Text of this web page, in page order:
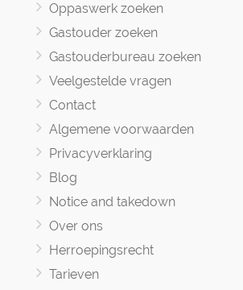
Oppaswerk zoeken
Gastouder zoeken
Gastouderbureau zoeken
Veelgestelde vragen
Contact
Algemene voorwaarden
Privacyverklaring
Blog
Notice and takedown
Over ons
Herroepingsrecht
Tarieven